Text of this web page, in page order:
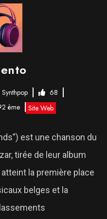
Synthpop
68
ème Site Web
est une chanson du
tirée de leur album
la première place
belges et la